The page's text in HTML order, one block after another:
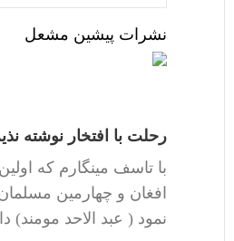
نشرات پیشین مشعل
رحلت با افتخار نوشته
با تاسف مینگارم که
افغان و چهارمین
نمود ( عبد الاحد مومند)